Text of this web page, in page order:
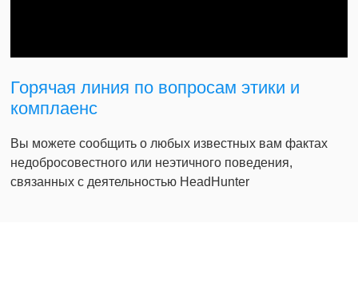
Горячая линия по вопросам этики и
комплаенс
Вы можете сообщить о любых известных вам фактах
недобросовестного или неэтичного поведения,
связанных с деятельностью HeadHunter